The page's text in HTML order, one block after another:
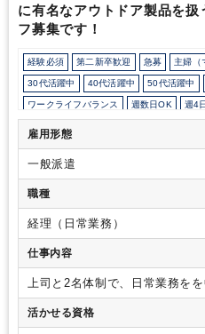
に有名なアウトドア製品を扱
フ募集です！
経験必須 第二新卒歓迎 急募 主婦（
30代活躍中 40代活躍中 50代活躍中
ワークライフバランス 週数日OK 週4
10時以降出社OK 定時早め 16時以前
時短OK 1日7時間未満勤務OK
駅から徒歩5分以内
少人数の職場（所属部門の人数3人以下）
社内システム等のOJT
土日祝休み
雇用形態
一般派遣
職種
経理（日常業務）
仕事内容
上司と2名体制で、日常業務を
的な業務】・伝票起票、入力、
照会・月末支払入力、管理補助
活かせる資格